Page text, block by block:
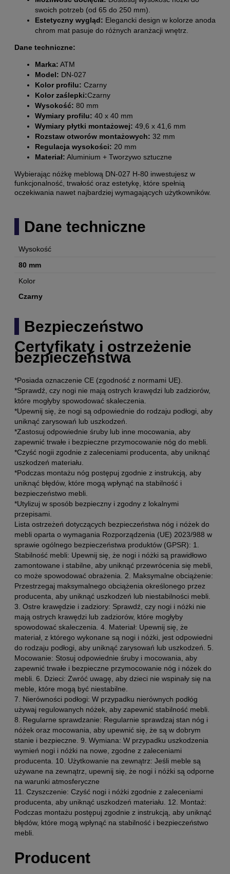
swoich potrzeb (od 65 do 250 mm).
Estetyczny wygląd: Elegancki design w kolorze anoda
chrom mat pasuje do różnych aranżacji wnętrz.
Dane techniczne:
Marka: ATM
Model: DN-027
Kolor profilu: Czarny
Kolor zaślepki:Czarny
Wysokość: 80 mm
Wymiary profilu: 40 x 40 mm
Wymiary płytki montażowej: 49,6 x 41,6 mm
Rozstaw otworów montażowych: 32 mm
Regulacja wysokości: 20 mm
Materiał: Aluminium + Tworzywo sztuczne
Wybierając nóżkę meblową DN-027 H-80 inwestujesz w
funkcjonalność, trwałość oraz estetykę, które spełnią
oczekiwania nawet najbardziej wymagających użytkowników.
Dane techniczne
Wysokość
80 mm
Kolor
Czarny
Bezpieczeństwo
Certyfikaty i ostrzeżenie
bezpieczeństwa
*Posiada oznaczenie CE (zgodność z normami UE).
*Sprawdź, czy nogi nie mają ostrych krawędzi lub zadziorów,
które mogłyby spowodować skaleczenia.
*Upewnij się, że nogi są odpowiednie do rodzaju podłogi, aby
uniknąć zarysowań lub uszkodzeń.
*Zastosuj odpowiednie śruby lub inne mocowania, aby
zapewnić trwałe i bezpieczne przymocowanie nóg do mebli.
*Czyść nogii zgodnie z zaleceniami producenta, aby uniknąć
uszkodzeń materiału.
*Podczas montażu nóg postępuj zgodnie z instrukcją, aby
uniknąć błędów, które mogą wpłynąć na stabilność i
bezpieczeństwo mebli.
*Utylizuj w sposób bezpieczny i zgodny z lokalnymi
przepisami.
Lista ostrzeżeń dotyczących bezpieczeństwa nóg i nóżek do
mebli oparta o wymagania Rozporządzenia (UE) 2023/988 w
sprawie ogólnego bezpieczeństwa produktów (GPSR): 1.
Stabilność mebli: Upewnij się, że nogi i nóżki są prawidłowo
zamontowane i stabilne, aby uniknąć przewrócenia się mebli,
co może spowodować obrażenia. 2. Maksymalne obciążenie:
Przestrzegaj maksymalnego obciążenia określonego przez
producenta, aby uniknąć uszkodzeń lub niestabilności mebli.
3. Ostre krawędzie i zadziory: Sprawdź, czy nogi i nóżki nie
mają ostrych krawędzi lub zadziorów, które mogłyby
spowodować skaleczenia. 4. Materiał: Upewnij się, że
materiał, z którego wykonane są nogi i nóżki, jest odpowiedni
do rodzaju podłogi, aby uniknąć zarysowań lub uszkodzeń. 5.
Mocowanie: Stosuj odpowiednie śruby i mocowania, aby
zapewnić trwałe i bezpieczne przymocowanie nóg i nóżek do
mebli. 6. Dzieci: Zwróć uwagę, aby dzieci nie wspinały się na
meble, które mogą być niestabilne.
7. Nierówności podłogi: W przypadku nierównych podłóg
używaj regulowanych nóżek, aby zapewnić stabilność mebli.
8. Regularne sprawdzanie: Regularnie sprawdzaj stan nóg i
nóżek oraz mocowania, aby upewnić się, że są w dobrym
stanie i bezpieczne. 9. Wymiana: W przypadku uszkodzenia
wymień nogi i nóżki na nowe, zgodne z zaleceniami
producenta. 10. Użytkowanie na zewnątrz: Jeśli meble są
używane na zewnątrz, upewnij się, że nogi i nóżki są odporne
na warunki atmosferyczne
11. Czyszczenie: Czyść nogi i nóżki zgodnie z zaleceniami
producenta, aby uniknąć uszkodzeń materiału. 12. Montaż:
Podczas montażu postępuj zgodnie z instrukcją, aby uniknąć
błędów, które mogą wpłynąć na stabilność i bezpieczeństwo
mebli.
Producent